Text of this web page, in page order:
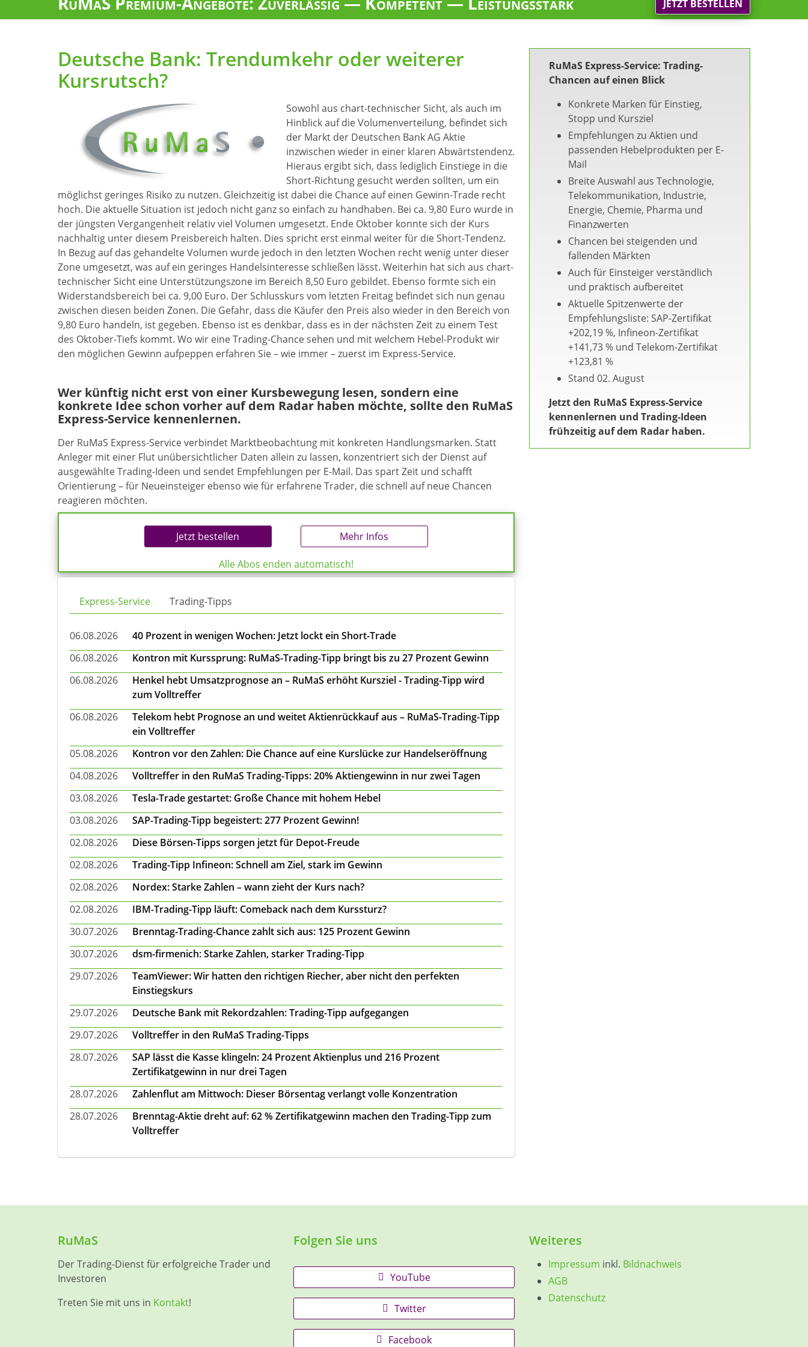
JETZT BESTELLEN
Deutsche Bank: Trendumkehr oder weiterer
Kursrutsch?
Sowohl aus chart-technischer Sicht, als auch im
Hinblick auf die Volumenverteilung, befindet sich
der Markt der Deutschen Bank AG Aktie
inzwischen wieder in einer klaren Abwärtstendenz.
Hieraus ergibt sich, dass lediglich Einstiege in die
Short-Richtung gesucht werden sollten, um ein
möglichst geringes Risiko zu nutzen. Gleichzeitig ist dabei die Chance auf einen Gewinn-Trade recht
hoch. Die aktuelle Situation ist jedoch nicht ganz so einfach zu handhaben. Bei ca. 9,80 Euro wurde in
der jüngsten Vergangenheit relativ viel Volumen umgesetzt. Ende Oktober konnte sich der Kurs
nachhaltig unter diesem Preisbereich halten. Dies spricht erst einmal weiter für die Short-Tendenz.
In Bezug auf das gehandelte Volumen wurde jedoch in den letzten Wochen recht wenig unter dieser
Zone umgesetzt, was auf ein geringes Handelsinteresse schließen lässt. Weiterhin hat sich aus chart-
technischer Sicht eine Unterstützungszone im Bereich 8,50 Euro gebildet. Ebenso formte sich ein
Widerstandsbereich bei ca. 9,00 Euro. Der Schlusskurs vom letzten Freitag befindet sich nun genau
zwischen diesen beiden Zonen. Die Gefahr, dass die Käufer den Preis also wieder in den Bereich von
9,80 Euro handeln, ist gegeben. Ebenso ist es denkbar, dass es in der nächsten Zeit zu einem Test
des Oktober-Tiefs kommt. Wo wir eine Trading-Chance sehen und mit welchem Hebel-Produkt wir
den möglichen Gewinn aufpeppen erfahren Sie – wie immer – zuerst im Express-Service.
Wer künftig nicht erst von einer Kursbewegung lesen, sondern eine
konkrete Idee schon vorher auf dem Radar haben möchte, sollte den RuMaS
Express-Service kennenlernen.
Der RuMaS Express-Service verbindet Marktbeobachtung mit konkreten Handlungsmarken. Statt
Anleger mit einer Flut unübersichtlicher Daten allein zu lassen, konzentriert sich der Dienst auf
ausgewählte Trading-Ideen und sendet Empfehlungen per E-Mail. Das spart Zeit und schafft
Orientierung – für Neueinsteiger ebenso wie für erfahrene Trader, die schnell auf neue Chancen
reagieren möchten.
Jetzt bestellen Mehr Infos
Alle Abos enden automatisch!
Express-Service Trading-Tipps
06.08.2026
40 Prozent in wenigen Wochen: Jetzt lockt ein Short-Trade
06.08.2026
Kontron mit Kurssprung: RuMaS-Trading-Tipp bringt bis zu 27 Prozent Gewinn
06.08.2026
Henkel hebt Umsatzprognose an – RuMaS erhöht Kursziel - Trading-Tipp wird
zum Volltreffer
06.08.2026
Telekom hebt Prognose an und weitet Aktienrückkauf aus – RuMaS-Trading-Tipp
ein Volltreffer
05.08.2026
Kontron vor den Zahlen: Die Chance auf eine Kurslücke zur Handelseröffnung
04.08.2026
Volltreffer in den RuMaS Trading-Tipps: 20% Aktiengewinn in nur zwei Tagen
03.08.2026
Tesla-Trade gestartet: Große Chance mit hohem Hebel
03.08.2026
SAP-Trading-Tipp begeistert: 277 Prozent Gewinn!
02.08.2026
Diese Börsen-Tipps sorgen jetzt für Depot-Freude
02.08.2026
Trading-Tipp Infineon: Schnell am Ziel, stark im Gewinn
02.08.2026
Nordex: Starke Zahlen – wann zieht der Kurs nach?
02.08.2026
IBM-Trading-Tipp läuft: Comeback nach dem Kurssturz?
30.07.2026
Brenntag-Trading-Chance zahlt sich aus: 125 Prozent Gewinn
30.07.2026
dsm-firmenich: Starke Zahlen, starker Trading-Tipp
29.07.2026
TeamViewer: Wir hatten den richtigen Riecher, aber nicht den perfekten
Einstiegskurs
29.07.2026
Deutsche Bank mit Rekordzahlen: Trading-Tipp aufgegangen
29.07.2026
Volltreffer in den RuMaS Trading-Tipps
28.07.2026
SAP lässt die Kasse klingeln: 24 Prozent Aktienplus und 216 Prozent
Zertifikatgewinn in nur drei Tagen
28.07.2026
Zahlenflut am Mittwoch: Dieser Börsentag verlangt volle Konzentration
28.07.2026
Brenntag-Aktie dreht auf: 62 % Zertifikatgewinn machen den Trading-Tipp zum
Volltreffer
RuMaS Express-Service: Trading-
Chancen auf einen Blick
Konkrete Marken für Einstieg,
Stopp und Kursziel
Empfehlungen zu Aktien und
passenden Hebelprodukten per E-
Mail
Breite Auswahl aus Technologie,
Telekommunikation, Industrie,
Energie, Chemie, Pharma und
Finanzwerten
Chancen bei steigenden und
fallenden Märkten
Auch für Einsteiger verständlich
und praktisch aufbereitet
Aktuelle Spitzenwerte der
Empfehlungsliste: SAP-Zertifikat
+202,19 %, Infineon-Zertifikat
+141,73 % und Telekom-Zertifikat
+123,81 %
Stand 02. August
Jetzt den RuMaS Express-Service
kennenlernen und Trading-Ideen
frühzeitig auf dem Radar haben.
RuMaS
Der Trading-Dienst für erfolgreiche Trader und
Investoren
Treten Sie mit uns in Kontakt!
Folgen Sie uns
YouTube
Twitter
Facebook
Weiteres
Impressum inkl. Bildnachweis
AGB
Datenschutz